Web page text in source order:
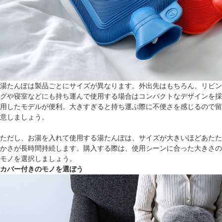
湯たんぽは製品ごとにサイズが異なります。外出先はもちろん、リビン
グや寝室などにも持ち運んで使用する場合はコンパクトなデザインを採
用したモデルが便利。大きすぎると持ち運ぶ際に不便さを感じるので留
意しましょう。
ただし、お湯を入れて使用する湯たんぽは、サイズが大きいほどあたた
かさが長時間持続します。購入する際は、使用シーンに合った大きさの
モノを選択しましょう。
カバー付きのモノを選ぼう